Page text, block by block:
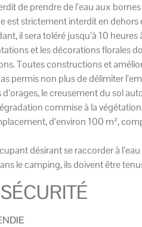
de prendre de l’eau aux
est strictement interdit en dehors
il sera toléré jusqu’à 10
et les décorations florales
Toutes constructions et
permis non plus de délimiter
d’orages, le creusement du sol
commise à la
d’environ 100 m²,
désirant se raccorder à
le camping, ils doivent être
SÉCURITÉ